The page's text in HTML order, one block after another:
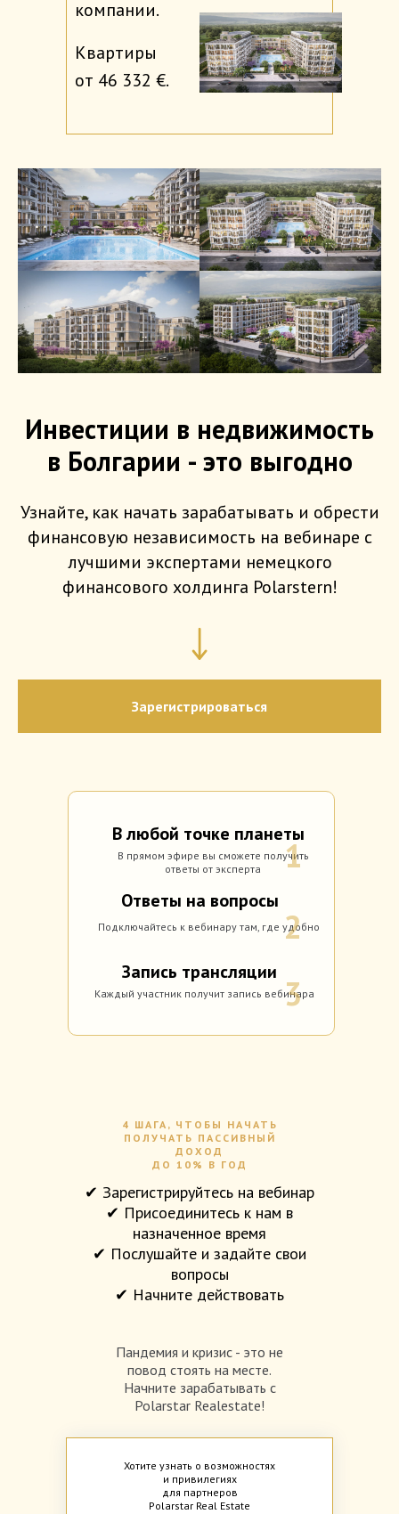
компании.
Квартиры
от 46 332 €.
Инвестиции в недвижимость
в Болгарии - это выгодно
Узнайте, как начать зарабатывать и обрести
финансовую независимость на вебинаре с
лучшими экспертами немецкого
финансового холдинга Polarstern!
Зарегистрироваться
В любой точке планеты
Подключайтесь к вебинару там, где удобно
Запись трансляции
Каждый участник получит запись вебинара
Ответы на вопросы
В прямом эфире вы сможете получить
ответы от эксперта
1
2
3
✔ Зарегистрируйтесь на вебинар
✔ Присоединитесь к нам в
назначенное время
✔ Послушайте и задайте свои
вопросы
✔ Начните действовать
4 ШАГА, ЧТОБЫ НАЧАТЬ
ПОЛУЧАТЬ ПАССИВНЫЙ
ДОХОД
ДО 10% В ГОД
Пандемия и кризис - это не
повод стоять на месте.
Начните зарабатывать с
Polarstar Realestate!
Хотите узнать о возможностях
и привилегиях
для партнеров
Polarstar Real Estate